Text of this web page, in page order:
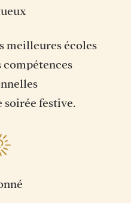
meilleures écoles
compétences
soirée festive.